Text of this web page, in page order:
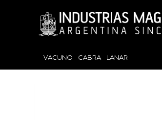
VACUNO CABRA LANAR